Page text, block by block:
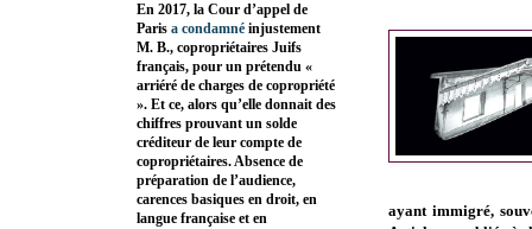
ayant immigré,
En 2017, la Cour d’appel de
Paris a condamné injustement
M. B., copropriétaires Juifs
français, pour un prétendu «
arriéré de charges de copropriété
». Et ce, alors qu’elle donnait des
chiffres prouvant un solde
créditeur de leur compte de
copropriétaires. Absence de
préparation de l’audience,
carences basiques en droit, en
langue française et en